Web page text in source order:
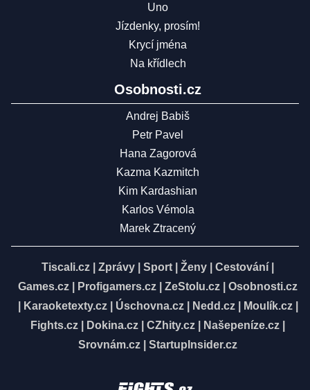
Uno
Jízdenky, prosím!
Krycí jména
Na křídlech
Osobnosti.cz
Andrej Babiš
Petr Pavel
Hana Zagorová
Kazma Kazmitch
Kim Kardashian
Karlos Vémola
Marek Ztracený
Tiscali.cz Zprávy Sport Ženy Cestování
Games.cz
Profigamers.cz ZeStolu.cz
Osobnosti.cz
Karaoketexty.cz| Úschovna.cz| Nedd.cz| Moulík.cz|
Fights.cz
Dokina.cz CZhity.cz Našepeníze.cz
Srovnám.cz
StartupInsider.cz